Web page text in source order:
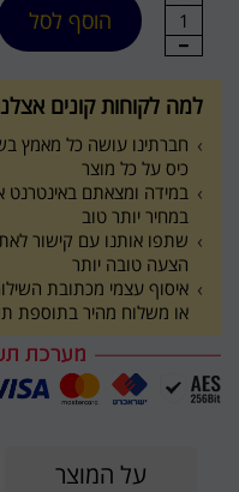
1 הוסף לסל
למה לקוחות קונים
חברתינו עושה כל מאמץ
כיס על כל מוצר
במידה ומצאתם באינטרנט
במחיר יותר טוב
שתפו אותנו עם קישור
הצעה טובה יותר
או משלוח מהיר בתוספת
על המוצר